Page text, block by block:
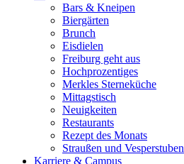
Bars & Kneipen
Biergärten
Brunch
Eisdielen
Freiburg geht aus
Hochprozentiges
Merkles Sterneküche
Mittagstisch
Neuigkeiten
Restaurants
Rezept des Monats
Straußen und Vesperstuben
Karriere & Campus